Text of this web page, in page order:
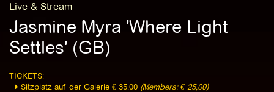
Live & Stream
Jasmine Myra 'Where Light
Settles' (GB)
TICKETS:
Sitzplatz auf der Galerie € 35,00 (Members: € 25,00)